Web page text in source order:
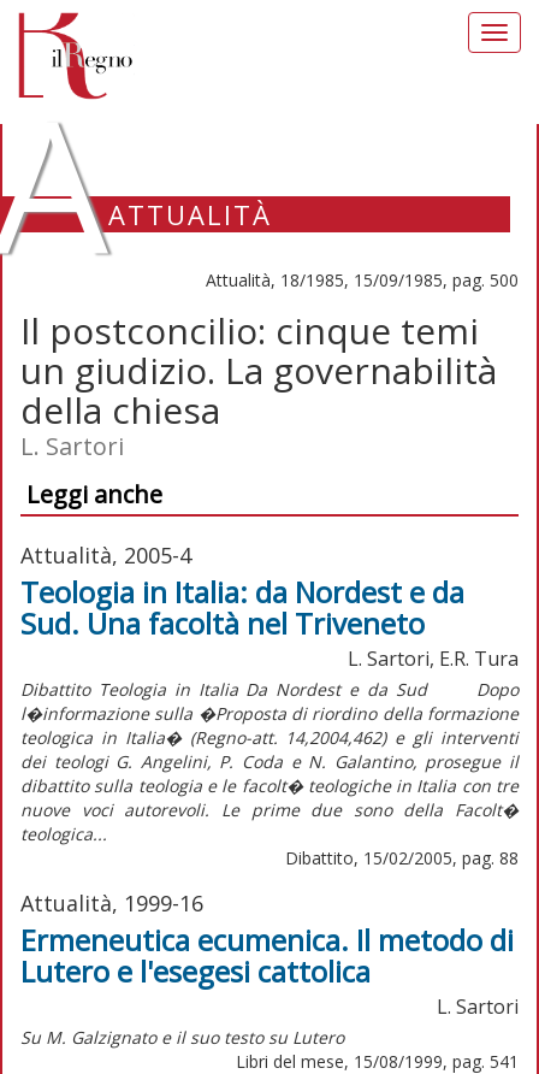
ATTUALITÀ
Attualità, 18/1985, 15/09/1985, pag. 500
Il postconcilio: cinque temi
un giudizio. La governabilità
della chiesa
L. Sartori
Leggi anche
Attualità, 2005-4
Teologia in Italia: da Nordest e da
Sud. Una facoltà nel Triveneto
L. Sartori, E.R. Tura
Dibattito Teologia in Italia Da Nordest e da Sud Dopo
l�informazione sulla �Proposta di riordino della formazione
teologica in Italia� (Regno-att. 14,2004,462) e gli interventi
dei teologi G. Angelini, P. Coda e N. Galantino, prosegue il
dibattito sulla teologia e le facolt� teologiche in Italia con tre
nuove voci autorevoli. Le prime due sono della Facolt�
teologica...
Dibattito, 15/02/2005, pag. 88
Attualità, 1999-16
Ermeneutica ecumenica. Il metodo di
Lutero e l'esegesi cattolica
L. Sartori
Su M. Galzignato e il suo testo su Lutero
Libri del mese, 15/08/1999, pag. 541